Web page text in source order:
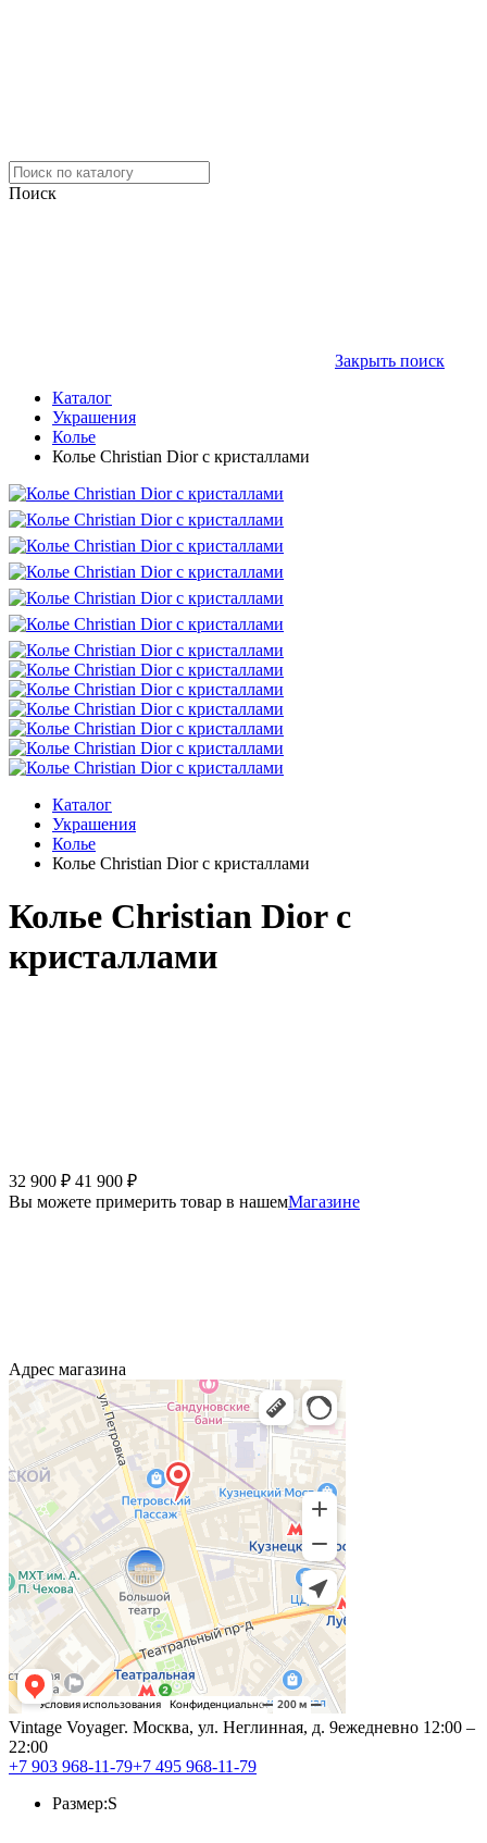
Поиск
Закрыть поиск
Каталог
Украшения
Колье
Колье Christian Dior с кристаллами
Каталог
Украшения
Колье
Колье Christian Dior с кристаллами
Колье Christian Dior с
кристаллами
32 900 ₽ 41 900 ₽
Вы можете примерить товар в нашемМагазине
Адрес магазина
Vintage Voyageг. Москва, ул. Неглинная, д. 9ежедневно 12:00 –
22:00
+7 903 968-11-79+7 495 968-11-79
Размер:S